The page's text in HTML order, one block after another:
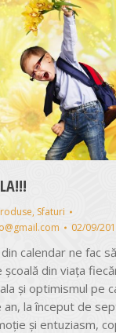
, Sfaturi
02/09/
calendar ne fac
din viaţa
şi optimismul pe
la început de
şi entuziasm,